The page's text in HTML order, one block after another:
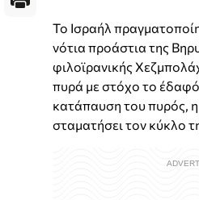
Το Ισραήλ
νότια προάστια της
φιλοϊρανικής
πυρά με στόχο το
κατάπαυση του πυρός, η
σταματήσει τον κύκλο